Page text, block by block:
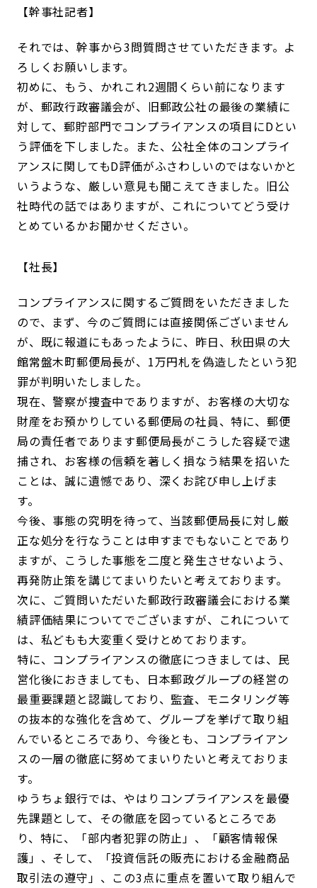
幹事社記者
それでは、幹事から3問質問させていただきます。よ
ろしくお願いします。
初めに、もう、かれこれ2週間くらい前になります
が、郵政行政審議会が、旧郵政公社の最後の業績に
対して、郵貯部門でコンプライアンスの項目にDとい
う評価を下しました。また、公社全体のコンプライ
アンスに関してもD評価がふさわしいのではないかと
いうような、厳しい意見も聞こえてきました。旧公
社時代の話ではありますが、これについてどう受け
とめているかお聞かせください。
社長
コンプライアンスに関するご質問をいただきました
ので、まず、今のご質問には直接関係ございません
が、既に報道にもあったように、昨日、秋田県の大
館常盤木町郵便局長が、1万円札を偽造したという犯
罪が判明いたしました。
現在、警察が捜査中でありますが、お客様の大切な
財産をお預かりしている郵便局の社員、特に、郵便
局の責任者であります郵便局長がこうした容疑で逮
捕され、お客様の信頼を著しく損なう結果を招いた
ことは、誠に遺憾であり、深くお詫び申し上げま
す。
今後、事態の究明を待って、当該郵便局長に対し厳
正な処分を行なうことは申すまでもないことであり
ますが、こうした事態を二度と発生させないよう、
再発防止策を講じてまいりたいと考えております。
次に、ご質問いただいた郵政行政審議会における業
績評価結果についてでございますが、これについて
は、私どもも大変重く受けとめております。
特に、コンプライアンスの徹底につきましては、民
営化後におきましても、日本郵政グループの経営の
最重要課題と認識しており、監査、モニタリング等
の抜本的な強化を含めて、グループを挙げて取り組
んでいるところであり、今後とも、コンプライアン
スの一層の徹底に努めてまいりたいと考えておりま
す。
ゆうちょ銀行では、やはりコンプライアンスを最優
先課題として、その徹底を図っているところであ
り、特に、「部内者犯罪の防止」、「顧客情報保
護」、そして、「投資信託の販売における金融商品
取引法の遵守」、この3点に重点を置いて取り組んで